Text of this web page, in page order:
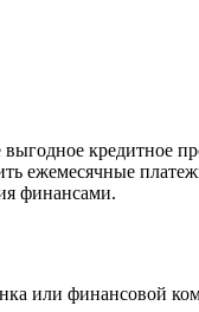
кредитное
ежемесячные
финансами.
или финансовой